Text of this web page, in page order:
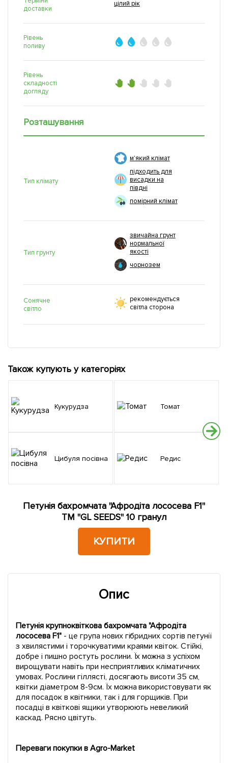
доставки
цілий рік
Рівень
поливу
Рівень
складності
догляду
Розташування
Тип клімату
м'який клімат
підходить для
висадки на
півдні
помірний клімат
Тип грунту
звичайна грунт
нормальної
якості
чорнозем
Сонячне
світло
рекомендується
світла сторона
Також купують у категоріях
Кукурудза
Цибуля посівна
Томат
Редис
Петунія бахромчата "Афродіта лососева F1"
ТМ "GL SEEDS" 10 гранул
КУПИТИ
Опис
Петунія крупноквіткова бахромчата "Афродіта
лососева F1" - це група нових гібридних сортів петунії
з хвилястими і торочкуватими краями квіток. Стійкі,
добре і пишно ростуть рослини. Їх можна з успіхом
вирощувати навіть при несприятливих кліматичних
умовах. Рослини гіллясті, досягають висоти 35 см,
квітки діаметром 8-9см. Їх можна використовувати як
для посадок в квітники, так і для горщиків. При
посадці в квіткові ящики утворюють невеликий
каскад. Рясно цвітуть.
Переваги покупки в Agro-Market